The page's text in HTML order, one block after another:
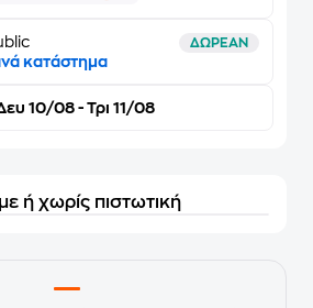
ΔΩΡΕΑΝ
κατάστημα
10/08 - Τρι 11/08
ή χωρίς πιστωτική